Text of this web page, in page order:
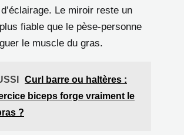
Le miroir reste un
fiable que le pèse-personne
le muscle du gras.
Curl barre ou haltères :
biceps forge vraiment le
?